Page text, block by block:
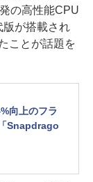
の高性能CPU
版が搭載され
ことが話題を
向上のフラ
Snapdrago